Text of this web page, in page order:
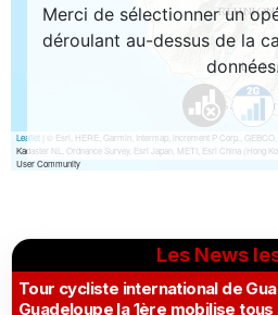
Les News
Tour cycliste international de
Guadeloupe la 1ère mobilise